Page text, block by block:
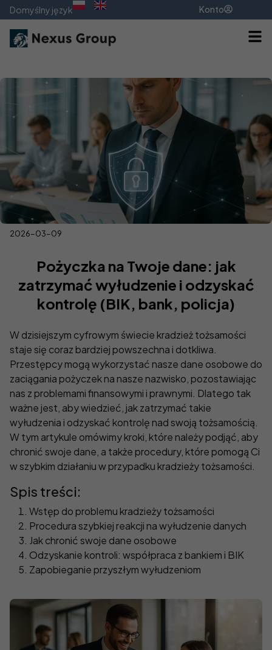
Domyślny język Konto
2026-03-09
Pożyczka na Twoje dane: jak
zatrzymać wyłudzenie i odzyskać
kontrolę (BIK, bank, policja)
W dzisiejszym cyfrowym świecie kradzież tożsamości
staje się coraz bardziej powszechna i dotkliwa.
Przestępcy mogą wykorzystać nasze dane osobowe do
zaciągania pożyczek na nasze nazwisko, pozostawiając
nas z problemami finansowymi i prawnymi. Dlatego tak
ważne jest, aby wiedzieć, jak zatrzymać takie
wyłudzenia i odzyskać kontrolę nad swoją tożsamością.
W tym artykule omówimy kroki, które należy podjąć, aby
chronić swoje dane, a także procedury, które pomogą Ci
w szybkim działaniu w przypadku kradzieży tożsamości.
Spis treści:
Wstęp do problemu kradzieży tożsamości
Procedura szybkiej reakcji na wyłudzenie danych
Jak chronić swoje dane osobowe
Odzyskanie kontroli: współpraca z bankiem i BIK
Zapobieganie przyszłym wyłudzeniom